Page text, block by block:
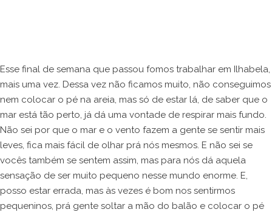
Esse final de semana que passou fomos trabalhar em Ilhabela,
mais uma vez. Dessa vez não ficamos muito, não conseguimos
nem colocar o pé na areia, mas só de estar lá, de saber que o
mar está tão perto, já dá uma vontade de respirar mais fundo.
Não sei por que o mar e o vento fazem a gente se sentir mais
leves, fica mais fácil de olhar prá nós mesmos. E não sei se
vocês também se sentem assim, mas para nós dá aquela
sensação de ser muito pequeno nesse mundo enorme. E,
posso estar errada, mas às vezes é bom nos sentirmos
pequeninos, prá gente soltar a mão do balão e colocar o pé